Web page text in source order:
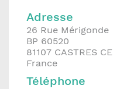
Adresse
26 Rue Mérigonde
BP 60520
81107 CASTRES
France
Téléphone